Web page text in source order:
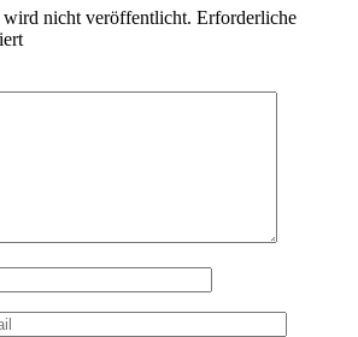
nicht veröffentlicht. Erforderliche